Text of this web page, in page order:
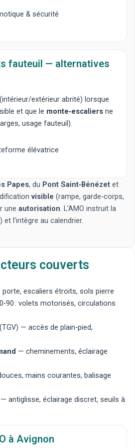
& sécurité
fauteuil — alternatives
(intérieur/extérieur abrité) lorsque
et que le monte‑escaliers ne
usage fauteuil).
élévatrice
Papes, du Pont Saint‑Bénézetet
visible (rampe, garde‑corps,
une autorisation. L’AMO instruit la
l’intègre au calendrier.
couverts
escaliers étroits, sols pierre
: volets motorisés, circulations
(TGV) — accès de plain‑pied,
— cheminements, éclairage
mains courantes, balisage
— antiglisse, éclairage discret, seuils à
à Avignon